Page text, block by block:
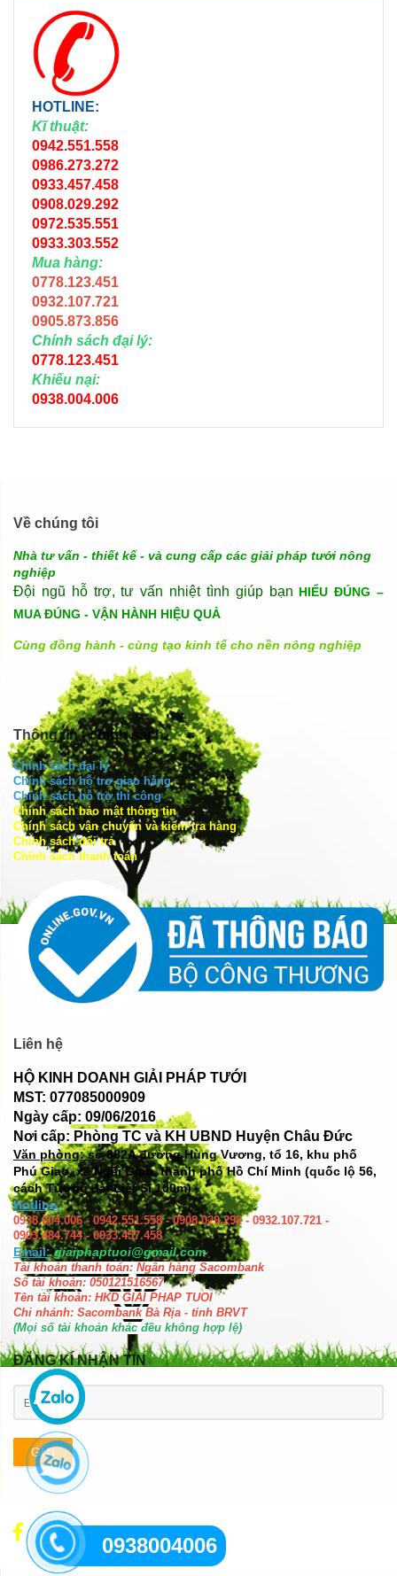
HOTLINE:
Kĩ thuật:
0942.551.558
0986.273.272
0933.457.458
0908.029.292
0972.535.551
0933.303.552
Mua hàng:
0778.123.451
0932.107.721
0905.873.856
Chính sách đại lý:
0778.123.451
Khiếu nại:
0938.004.006
Về chúng tôi
Nhà tư vấn - thiết kế - và cung cấp các giải pháp tưới nông
nghiệp
Đội ngũ hỗ trợ, tư vấn nhiệt tình giúp bạn HIỂU ĐÚNG –
MUA ĐÚNG - VẬN HÀNH HIỆU QUẢ
Cùng đồng hành - cùng tạo kinh tế cho nền nông nghiệp
Thông tin - chính sách
Chính sách đại lý
Chính sách hỗ trợ giao hàng
Chính sách hỗ trợ thi công
Chính sách bảo mật thông tin
Chính sách vận chuyển và kiểm tra hàng
Chính sách đổi trả
Chính sách thanh toán
Liên hệ
HỘ KINH DOANH GIẢI PHÁP TƯỚI
MST: 077085000909
Ngày cấp: 09/06/2016
Nơi cấp: Phòng TC và KH UBND Huyện Châu Đức
Văn phòng: số382A đường Hùng Vương, tổ 16, khu phố
Phú Giao, xã Ngãi Giao, thành phố Hồ Chí Minh (quốc lộ 56,
cách Tượng đài Liệt Sĩ 100m)
Hotline:
0938.004.006 - 0942.551.558 - 0908.029.292 - 0932.107.721 -
0903.484.744 - 0933.457.458
Email: giaiphaptuoi@gmail.com
Tài khoản thanh toán: Ngân hàng Sacombank
Số tài khoản: 050121516567
Tên tài khoản: HKD GIAI PHAP TUOI
Chi nhánh: Sacombank Bà Rịa - tỉnh BRVT
(Mọi số tài khoản khác đều không hợp lệ)
ĐĂNG KÍ NHẬN TIN
GỬI
0938004006